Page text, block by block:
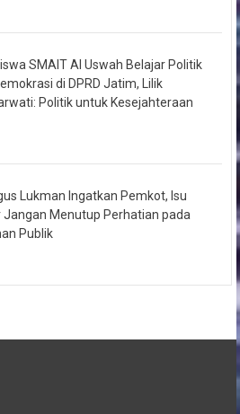
SMAIT Al Uswah Belajar Politik
di DPRD Jatim, Lilik
Politik untuk Kesejahteraan
Lukman Ingatkan Pemkot, Isu
Jangan Menutup Perhatian pada
Publik